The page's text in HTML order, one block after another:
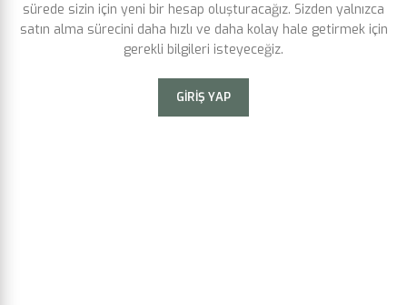
sürede sizin için yeni bir hesap oluşturacağız. Sizden yalnızca
satın alma sürecini daha hızlı ve daha kolay hale getirmek için
gerekli bilgileri isteyeceğiz.
GIRIŞ YAP